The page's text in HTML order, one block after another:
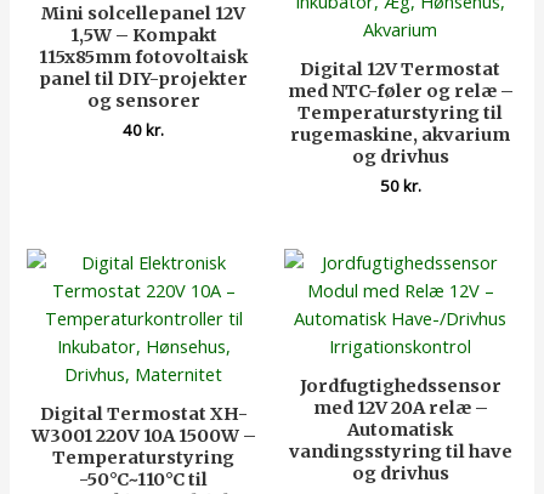
Mini solcellepanel 12V
1,5W – Kompakt
115x85mm fotovoltaisk
panel til DIY-projekter
og sensorer
40kr.
Digital 12V Termostat
med NTC-føler og relæ –
Temperaturstyring til
rugemaskine, akvarium
og drivhus
50kr.
Digital Termostat XH-
W3001 220V 10A 1500W –
Temperaturstyring
-50°C~110°C til
Jordfugtighedssensor
med 12V 20A relæ –
Automatisk
vandingsstyring til have
og drivhus